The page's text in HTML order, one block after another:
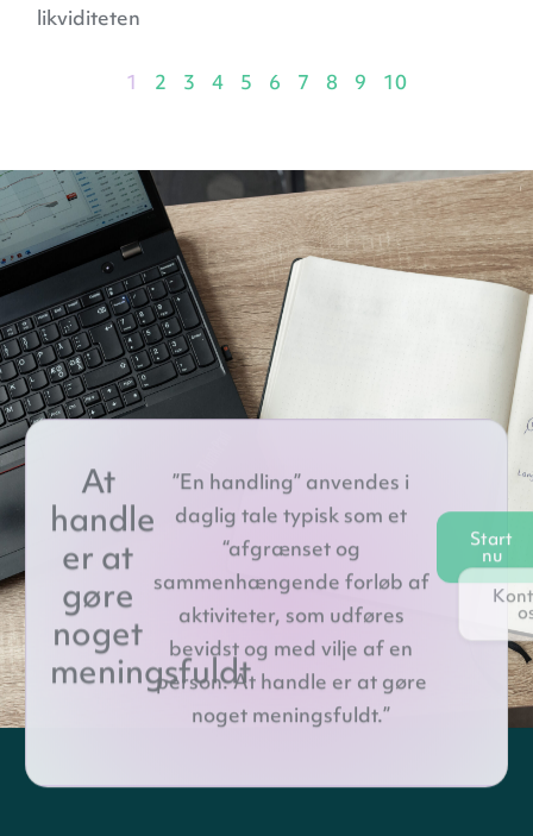
likviditeten
1 2 3 4 5 6 7 8 9 10
At
handle
er at
gøre
noget
meningsfuldt
”En handling” anvendes i
daglig tale typisk som et
“afgrænset og
sammenhængende forløb af
aktiviteter, som udføres
bevidst og med vilje af en
person. At handle er at gøre
noget meningsfuldt.”
nu